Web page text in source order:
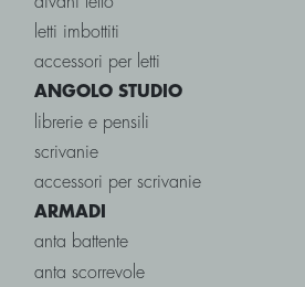
letti imbottiti
accessori per letti
ANGOLO STUDIO
librerie e pensili
scrivanie
accessori per scrivanie
ARMADI
anta battente
anta scorrevole